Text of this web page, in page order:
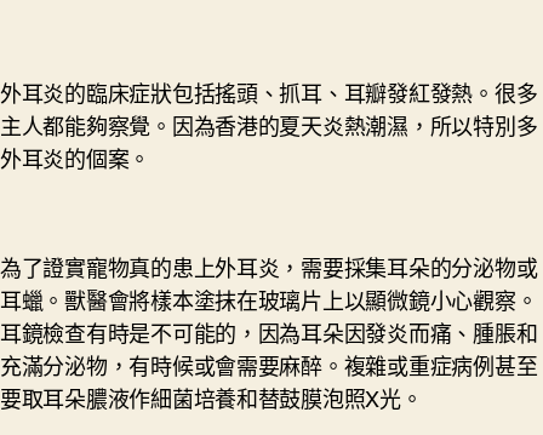
外耳炎的臨床症狀包括搖頭、抓耳、耳瓣發紅發熱。很多
主人都能夠察覺。因為香港的夏天炎熱潮濕，所以特別多
外耳炎的個案。
為了證實寵物真的患上外耳炎，需要採集耳朵的分泌物或
耳蠟。獸醫會將樣本塗抹在玻璃片上以顯微鏡小心觀察。
耳鏡檢查有時是不可能的，因為耳朵因發炎而痛、腫脹和
充滿分泌物，有時候或會需要麻醉。複雜或重症病例甚至
要取耳朵膿液作細菌培養和替鼓膜泡照X光。